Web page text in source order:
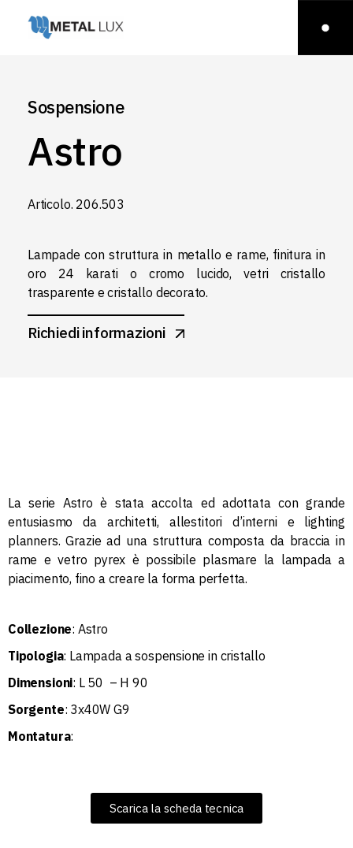
Sospensione
Astro
Articolo.‎ 206.‎503
Lampade con struttura in metallo e rame, finitura in
oro 24 karati o cromo lucido, vetri cristallo
trasparente e cristallo decorato.
Richiedi informazioni
La serie Astro è stata accolta ed adottata con grande
entusiasmo da architetti, allestitori d’interni e lighting
planners.‎ Grazie ad una struttura composta da braccia in
rame e vetro pyrex è possibile plasmare la lampada a
piacimento, fino a creare la forma perfetta.‎
Collezione: Astro
Tipologia: Lampada a sospensione in cristallo
Dimensioni: L 50 – H 90
Sorgente: 3x40W G9
Montatura:
Scarica la scheda tecnica